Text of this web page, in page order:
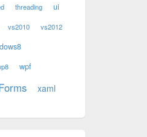
threading
ui
vs2010 vs2012
wpf
xaml